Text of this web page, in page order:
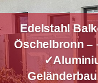
Edelstahl
Öschelbronn